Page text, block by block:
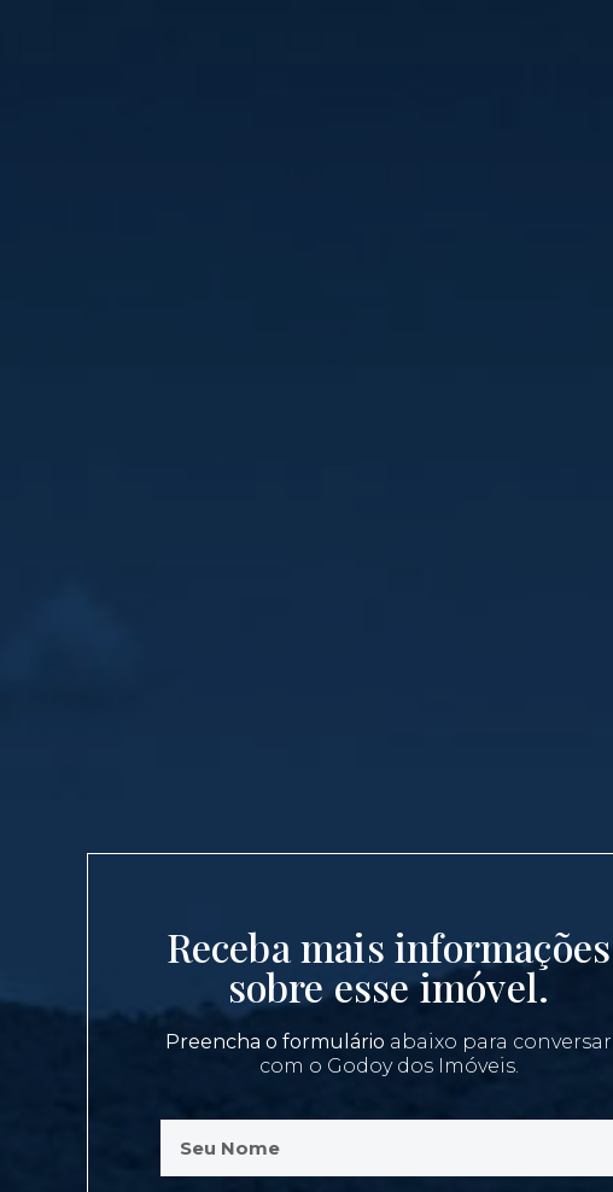
Receba mais informações
sobre esse imóvel.
Preencha o formulário abaixo para conversar
com o Godoy dos Imóveis.